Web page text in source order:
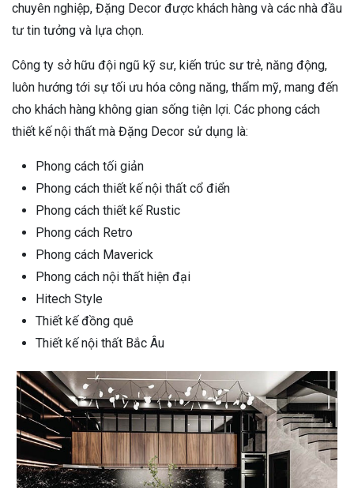
chuyên nghiệp, Đặng Decor được khách hàng và các nhà đầu
tư tin tưởng và lựa chọn.
Công ty sở hữu đội ngũ kỹ sư, kiến trúc sư trẻ, năng động,
luôn hướng tới sự tối ưu hóa công năng, thẩm mỹ, mang đến
cho khách hàng không gian sống tiện lợi. Các phong cách
thiết kế nội thất mà Đặng Decor sử dụng là:
Phong cách tối giản
Phong cách thiết kế nội thất cổ điển
Phong cách thiết kế Rustic
Phong cách Retro
Phong cách Maverick
Phong cách nội thất hiện đại
Hitech Style
Thiết kế đồng quê
Thiết kế nội thất Bắc Âu